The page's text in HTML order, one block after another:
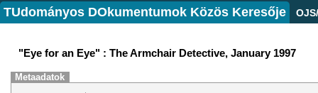
TUdományos DOkumentumok Közös Keresője
"Eye for an Eye" : The Armchair Detective, January 1997
Metaadatok